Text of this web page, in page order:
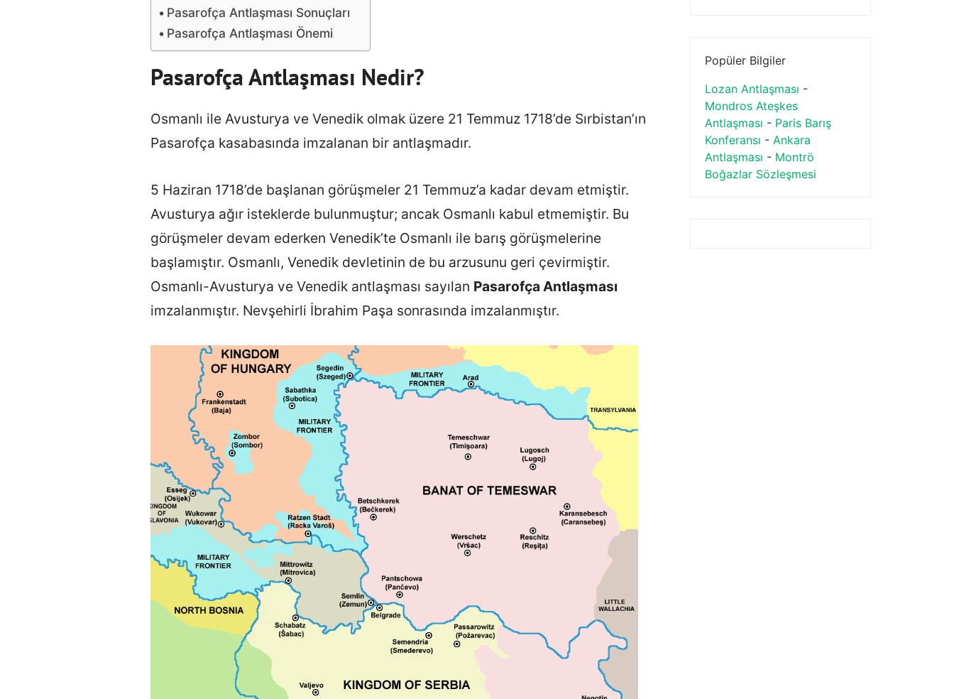
Pasarofça Antlaşması Sonuçları
Pasarofça Antlaşması Önemi
Pasarofça Antlaşması Nedir?
Osmanlı ile Avusturya ve Venedik olmak üzere 21 Temmuz 1718’de Sırbistan’ın
Pasarofça kasabasında imzalanan bir antlaşmadır.
5 Haziran 1718’de başlanan görüşmeler 21 Temmuz’a kadar devam etmiştir.
Avusturya ağır isteklerde bulunmuştur; ancak Osmanlı kabul etmemiştir. Bu
görüşmeler devam ederken Venedik’te Osmanlı ile barış görüşmelerine
başlamıştır. Osmanlı, Venedik devletinin de bu arzusunu geri çevirmiştir.
Osmanlı-Avusturya ve Venedik antlaşması sayılan Pasarofça Antlaşması
imzalanmıştır. Nevşehirli İbrahim Paşa sonrasında imzalanmıştır.
Popüler Bilgiler
Lozan Antlaşması -
Mondros Ateşkes
Antlaşması - Paris Barış
Konferansı - Ankara
Antlaşması - Montrö
Boğazlar Sözleşmesi